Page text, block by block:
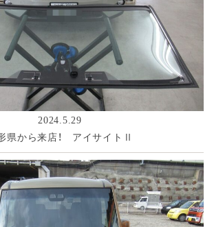
2024.5.29
県から来店！ アイサイトⅡ